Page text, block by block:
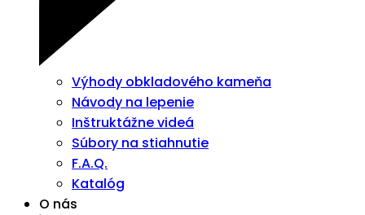
Výhody obkladového kameňa
Návody na lepenie
Inštruktážne videá
Súbory na stiahnutie
F.A.Q.
Katalóg
O nás